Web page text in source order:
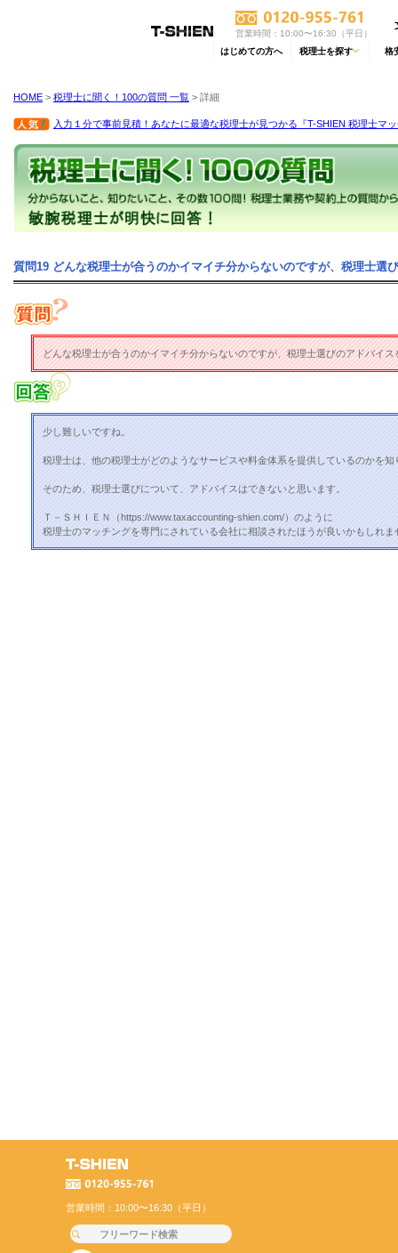
営業時間：10:00〜16:30（平日）
はじめての方へ 税理士を探す 格
HOME > 税理士に聞く！100の質問 一覧 > 詳細
入力１分で事前見積！あなたに最適な税理士が見つかる『T-SHIEN 税理士マ
質問19 どんな税理士が合うのかイマイチ分からないのですが、税理士選
どんな税理士が合うのかイマイチ分からないのですが、税理士選びのアドバイ
少し難しいですね。
税理士は、他の税理士がどのようなサービスや料金体系を提供しているのかを知
そのため、税理士選びについて、アドバイスはできないと思います。
Ｔ－ＳＨＩＥＮ（https://www.taxaccounting-shien.com/）のように
税理士のマッチングを専門にされている会社に相談されたほうが良いかもしれま
営業時間：10:00〜16:30（平日）